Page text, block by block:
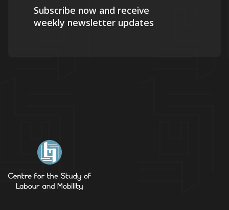
Subscribe now and receive
weekly newsletter updates